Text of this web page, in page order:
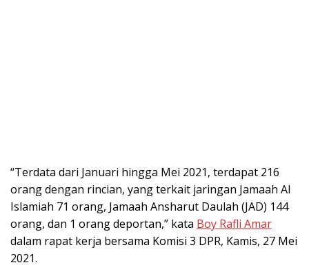
“Terdata dari Januari hingga Mei 2021, terdapat 216
orang dengan rincian, yang terkait jaringan Jamaah Al
Islamiah 71 orang, Jamaah Ansharut Daulah (JAD) 144
orang, dan 1 orang deportan,” kata Boy Rafli Amar
dalam rapat kerja bersama Komisi 3 DPR, Kamis, 27 Mei
2021.